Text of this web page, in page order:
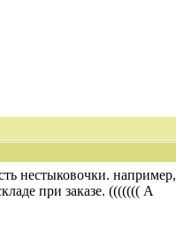
нестыковочки. например,
при заказе. ((((((( А